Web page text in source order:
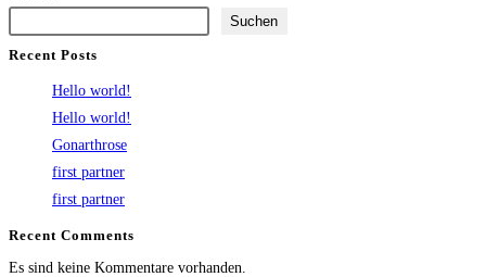
Suchen
Recent Posts
Hello world!
Hello world!
Gonarthrose
first partner
first partner
Recent Comments
Es sind keine Kommentare vorhanden.